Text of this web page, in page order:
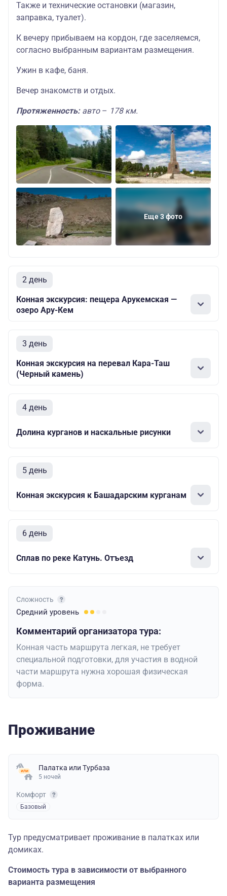
Также и технические остановки (магазин,
заправка, туалет).
К вечеру прибываем на кордон, где заселяемся,
согласно выбранным вариантам размещения.
Ужин в кафе, баня.
Вечер знакомств и отдых.
Протяженность: авто – 178 км.
Еще 3 фото
2 день
Конная экскурсия: пещера Арукемская —
озеро Ару-Кем
3 день
Конная экскурсия на перевал Кара-Таш
(Черный камень)
4 день
Долина курганов и наскальные рисунки
5 день
Конная экскурсия к Башадарским курганам
6 день
Сплав по реке Катунь. Отъезд
Сложность
Средний уровень
Комментарий организатора тура:
Конная часть маршрута легкая, не требует
специальной подготовки, для участия в водной
части маршрута нужна хорошая физическая
форма.
Проживание
Палатка или Турбаза
5 ночей
Комфорт
Базовый
Тур предусматривает проживание в палатках или
домиках.
Стоимость тура в зависимости от выбранного
варианта размещения